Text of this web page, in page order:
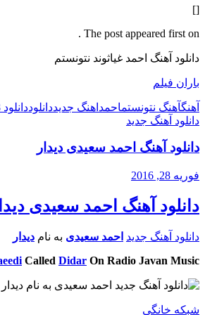
[]
The post appeared first on .
دانلود آهنگ احمد غیاثوند نتونستم
باران فیلم
آهنگآهنگ نتونستماحمد اهنگ جدیددانلوددانلود mp3
دانلود آهنگ جدید
دانلود آهنگ احمد سعیدی دیدار
فوریه 28, 2016
دانلود آهنگ احمد سعیدی
دانلود آهنگ جدید احمد سعیدی به نام دیدار
Called Didar On Radio Javan Music
شبکه خانگی